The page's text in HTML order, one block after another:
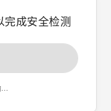
完成安全检测